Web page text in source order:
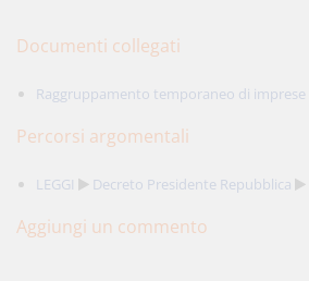
Documenti collegati
Raggruppamento temporaneo di imprese
Percorsi argomentali
LEGGI Decreto Presidente Repubblica
Aggiungi un commento